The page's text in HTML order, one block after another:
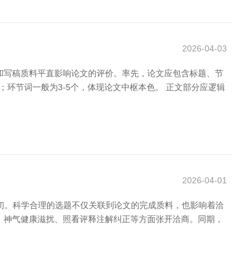
2026-04-03
稿质料平直影响论文的评价。率先，论文应包含标题、节
环节词一般为3-5个，体现论文中枢本色。 正文部分应逻辑
2026-04-01
科学合理的选题不仅关联到论文的完成质料，也影响着洽
气健康滋扰、照看评释注解纠正等方面张开洽商。同期，